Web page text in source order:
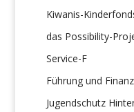
Kiwanis-
das Possibility-
Service-F
Führung und
Jugendschutz